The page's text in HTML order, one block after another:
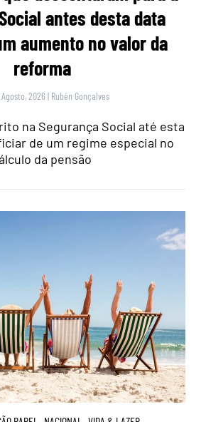
antes desta data
aumento no valor da
reforma
2026 | Rubén Gonçalves
na Segurança Social até esta
de um regime especial no
da pensão